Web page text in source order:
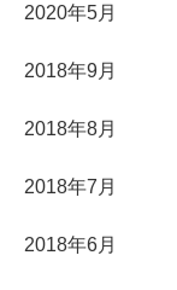
2020年5月
2018年9月
2018年8月
2018年7月
2018年6月